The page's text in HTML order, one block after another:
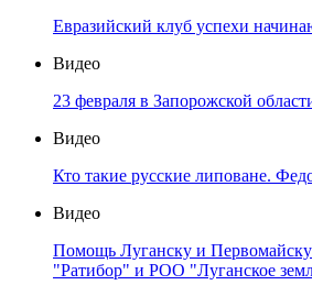
Евразийский клуб успехи
Видео
23 февраля в Запорожской
Видео
Кто такие русские липоване.
Видео
Помощь Луганску и
"Ратибор" и РОО "Луганское